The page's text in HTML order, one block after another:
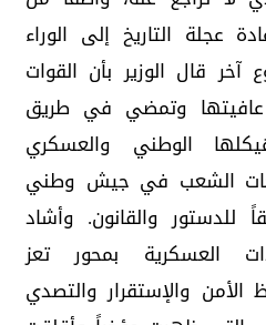
عجلة التاريخ إلى الوراء
قال الوزير بأن القوات
عافيتها وتمضي في طريق
الوطني والعسكري
الشعب في جيش وطني
والقانون. وأشاد
العسكرية بمحور تعز
والإستقرار والتصدي